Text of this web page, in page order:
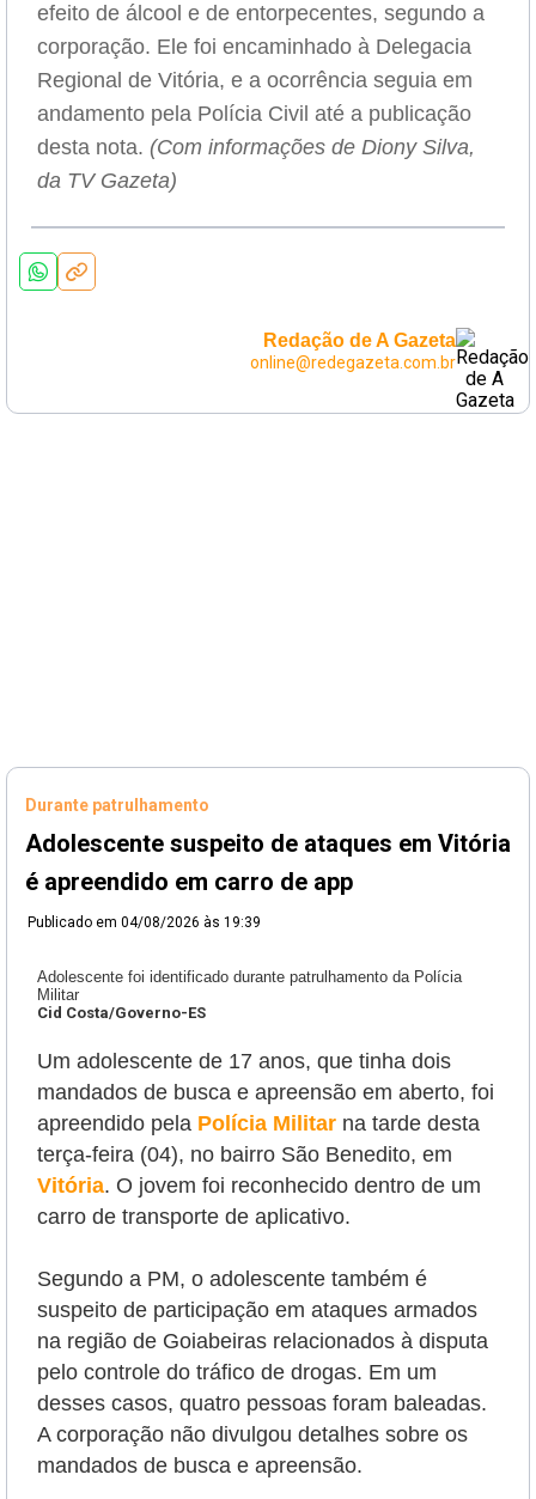
efeito de álcool e de entorpecentes, segundo a
corporação. Ele foi encaminhado à Delegacia
Regional de Vitória, e a ocorrência seguia em
andamento pela Polícia Civil até a publicação
desta nota. (Com informações de Diony Silva,
da TV Gazeta)
Redação de A Gazeta
online@redegazeta.com.br
Durante patrulhamento
Adolescente suspeito de ataques em Vitória
é apreendido em carro de app
Publicado em 04/08/2026 às 19:39
Adolescente foi identificado durante patrulhamento da Polícia
Militar
Cid Costa/Governo-ES
Um adolescente de 17 anos, que tinha dois
mandados de busca e apreensão em aberto, foi
apreendido pela Polícia Militar na tarde desta
terça-feira (04), no bairro São Benedito, em
Vitória. O jovem foi reconhecido dentro de um
carro de transporte de aplicativo.
Segundo a PM, o adolescente também é
suspeito de participação em ataques armados
na região de Goiabeiras relacionados à disputa
pelo controle do tráfico de drogas. Em um
desses casos, quatro pessoas foram baleadas.
A corporação não divulgou detalhes sobre os
mandados de busca e apreensão.